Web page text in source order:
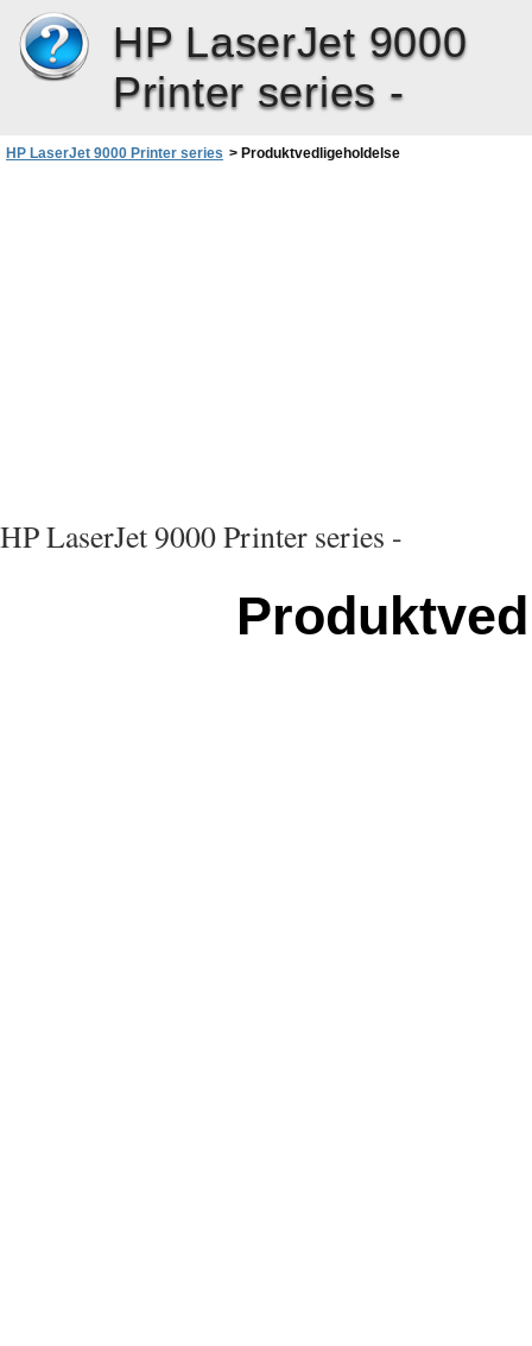
HP LaserJet 9000
Printer series -
HP LaserJet 9000 Printer series > Produktvedligeholdelse
HP LaserJet 9000 Printer series -